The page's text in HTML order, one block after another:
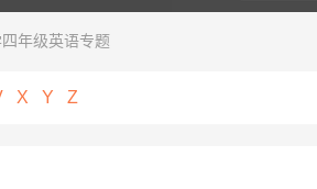
年级英语专题
X Y Z